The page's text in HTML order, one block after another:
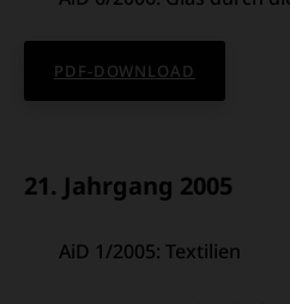
PDF-DOWNLOAD
21. Jahrgang 2005
AiD 1/2005: Textilien